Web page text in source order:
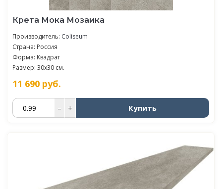
Крета Мока Мозаика
Производитель: Coliseum
Страна: Россия
Форма: Квадрат
Размер: 30x30 см.
11 690 руб.
– + Купить